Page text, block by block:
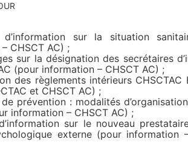
sur la situation
CHSCT AC) ;
sur la désignation des secrétaires
(pour information – CHSCT AC) ;
des règlements intérieurs CHSCTAC
et CHSCT AC) ;
prévention : modalités
information – CHSCT AC) ;
sur le nouveau
externe (pour information